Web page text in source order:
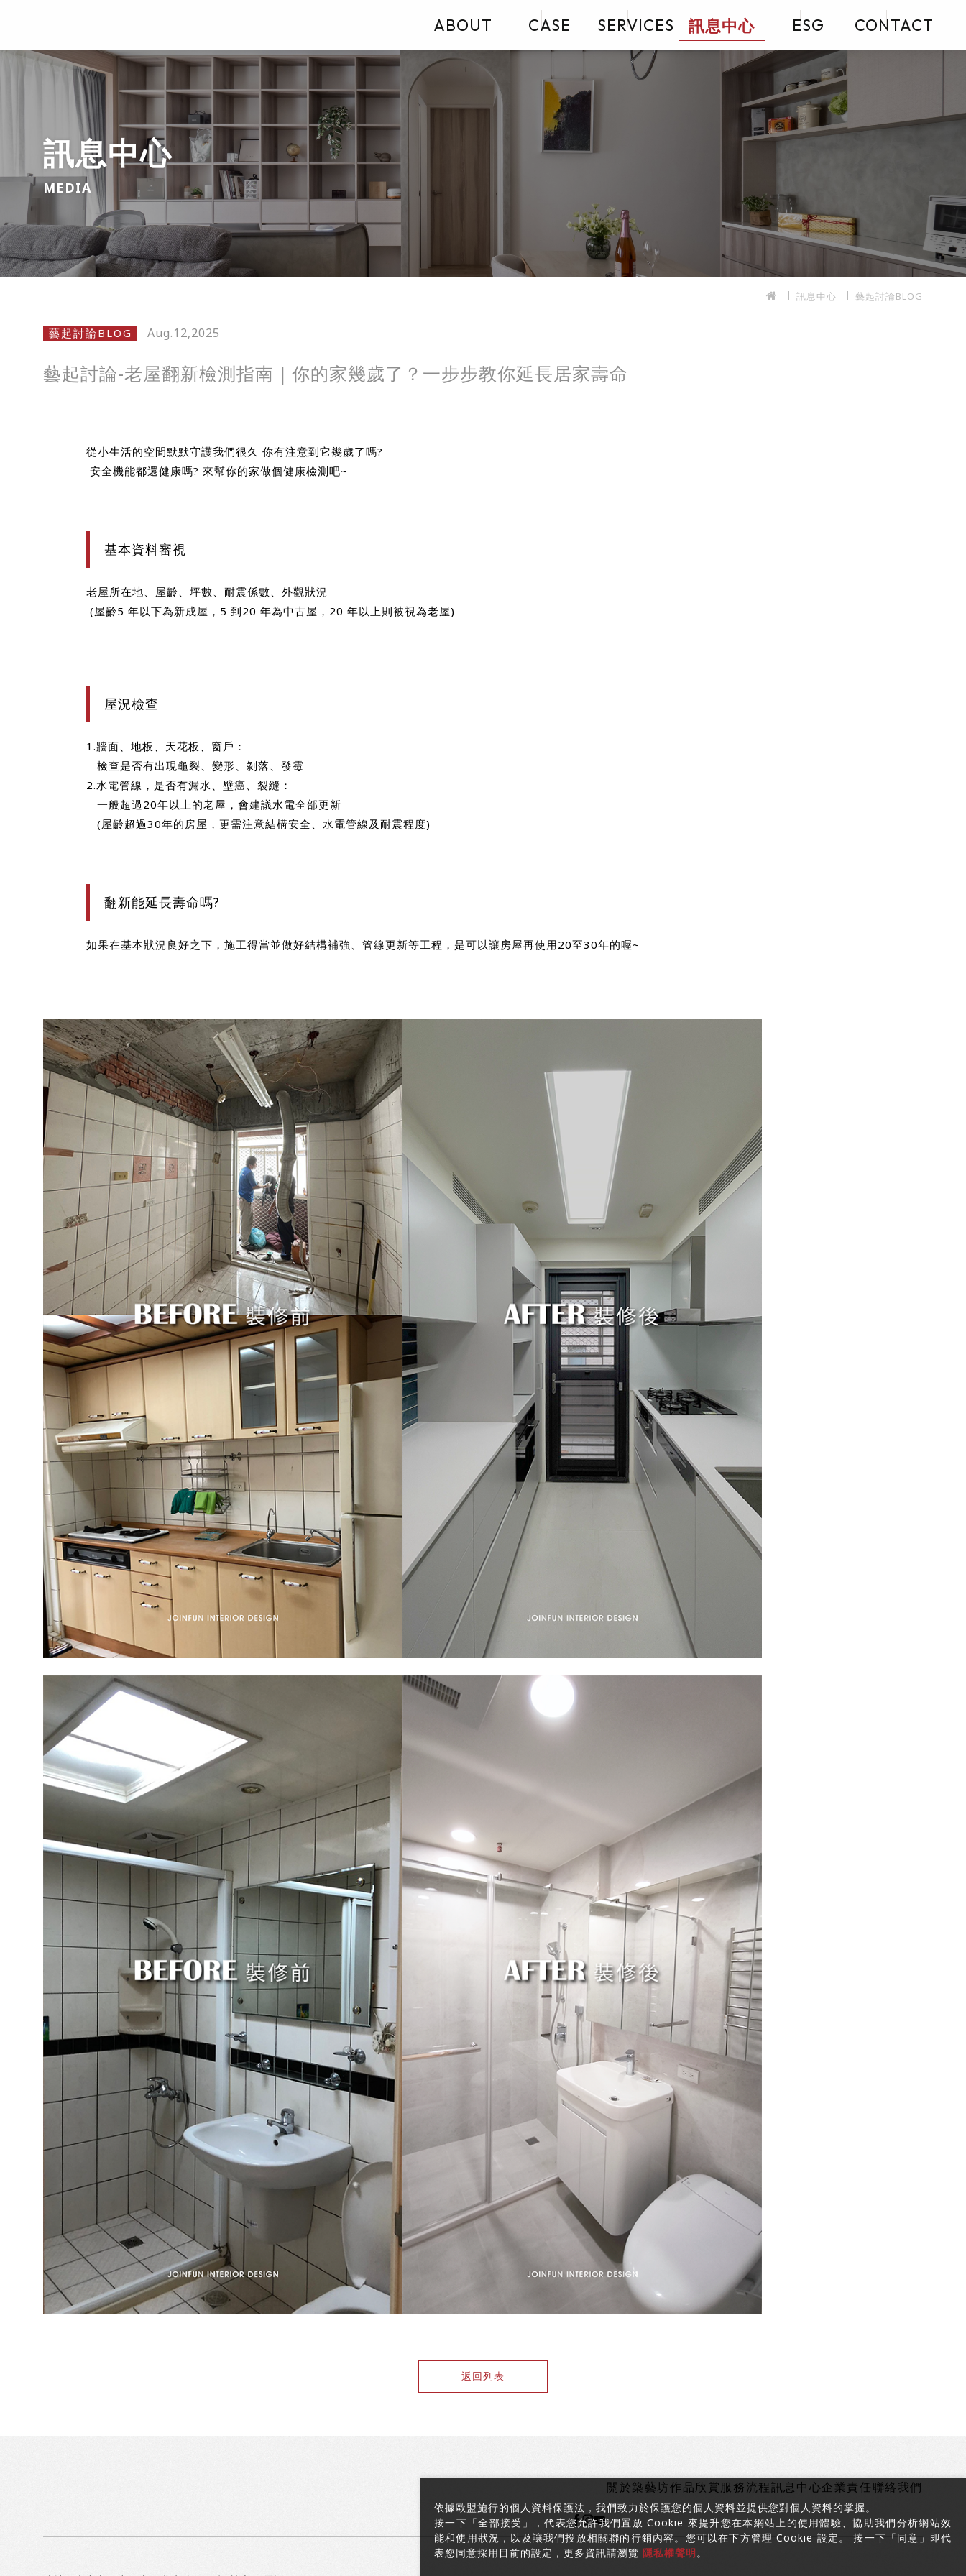
ABOUT CASE SERVICES 訊息中心 ESG CONTACT
訊息中心
MEDIA
訊息中心 藝起討論BLOG
藝起討論BLOG Aug.12,2025
藝起討論-老屋翻新檢測指南｜你的家幾歲了？一步步教你延長居家壽命
從小生活的空間默默守護我們很久 你有注意到它幾歲了嗎?
安全機能都還健康嗎? 來幫你的家做個健康檢測吧~
基本資料審視
老屋所在地、屋齡、坪數、耐震係數、外觀狀況
(屋齡5 年以下為新成屋，5 到20 年為中古屋，20 年以上則被視為老屋)
屋況檢查
1.牆面、地板、天花板、窗戶：
檢查是否有出現龜裂、變形、剝落、發霉
2.水電管線，是否有漏水、壁癌、裂縫：
一般超過20年以上的老屋，會建議水電全部更新
(屋齡超過30年的房屋，更需注意結構安全、水電管線及耐震程度)
翻新能延長壽命嗎?
如果在基本狀況良好之下，施工得當並做好結構補強、管線更新等工程，是可以讓房屋再使用20至30年的喔~
返回列表
關於築藝坊作品欣賞服務流程訊息中心企業責任聯絡我們
依據歐盟施行的個人資料保護法，我們致力於保護您的個人資料並提供您對個人資料的掌握。
按一下「全部接受」，代表您允許我們置放 Cookie 來提升您在本網站上的使用體驗、協助我們分析網站效
能和使用狀況，以及讓我們投放相關聯的行銷內容。您可以在下方管理 Cookie 設定。 按一下「同意」即代
表您同意採用目前的設定，更多資訊請瀏覽 隱私權聲明。
同意